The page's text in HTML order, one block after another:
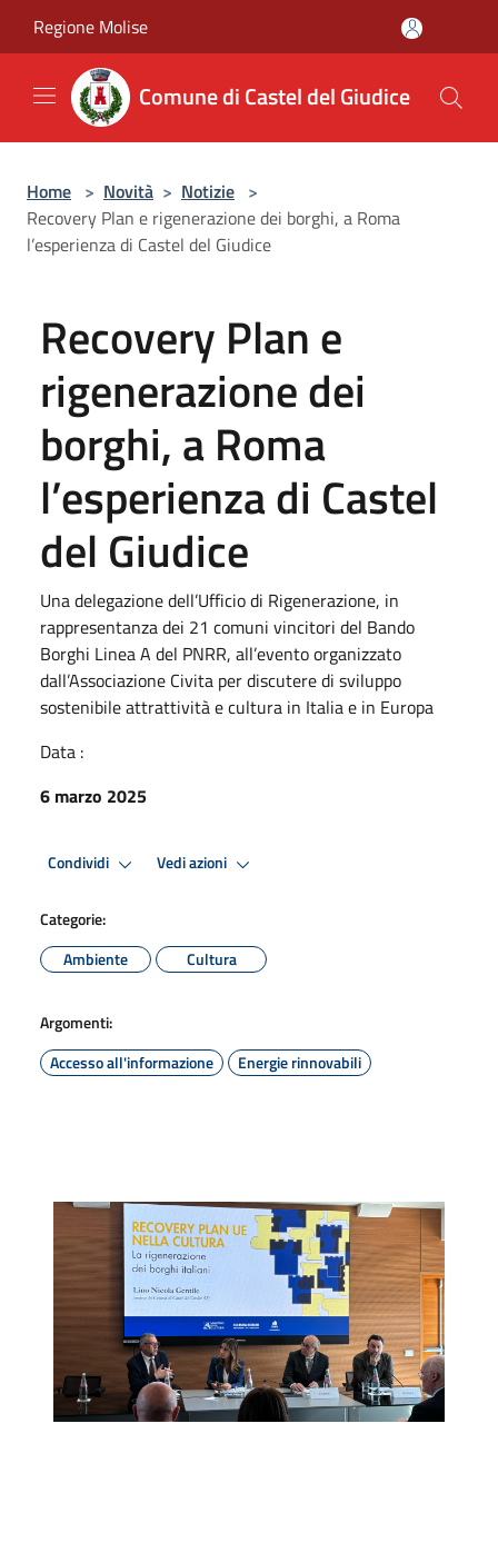
Regione Molise
Comune di Castel del Giudice
Home > Novità > Notizie >
Recovery Plan e rigenerazione dei borghi, a Roma
l’esperienza di Castel del Giudice
Recovery Plan e
rigenerazione dei
borghi, a Roma
l’esperienza di Castel
del Giudice
Una delegazione dell’Ufficio di Rigenerazione, in
rappresentanza dei 21 comuni vincitori del Bando
Borghi Linea A del PNRR, all’evento organizzato
dall’Associazione Civita per discutere di sviluppo
sostenibile attrattività e cultura in Italia e in Europa
Data :
6 marzo 2025
Condividi Vedi azioni
Categorie:
Ambiente
Cultura
Argomenti:
Accesso all'informazione
Energie rinnovabili